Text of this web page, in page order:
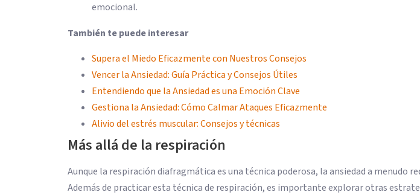
emocional.
También te puede interesar
Supera el Miedo Eficazmente con Nuestros Consejos
Vencer la Ansiedad: Guía Práctica y Consejos Útiles
Entendiendo que la Ansiedad es una Emoción Clave
Gestiona la Ansiedad: Cómo Calmar Ataques Eficazmente
Alivio del estrés muscular: Consejos y técnicas
Más allá de la respiración
Aunque la respiración diafragmática es una técnica poderosa, la ansiedad a menudo
Además de practicar esta técnica de respiración, es importante explorar otras